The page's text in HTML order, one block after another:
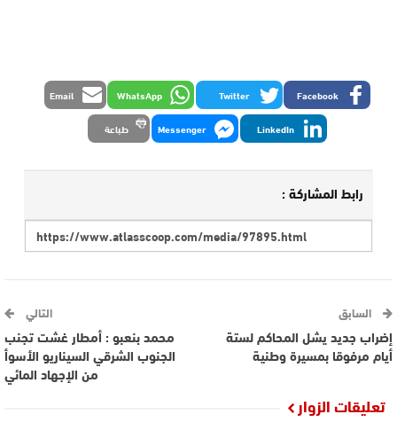
Facebook
Twitter
WhatsApp
Email
LinkedIn
Messenger طباعة
رابط المشاركة :
السابق
إضراب جديد يشل المحاكم لستة
أيام مرفوقا بمسيرة وطنية
التالي
محمد بنعبو : أمطار غشت تجنب
الجنوب الشرقي السيناريو الأسوأ
من الإجهاد المائي
تعليقات الزوار